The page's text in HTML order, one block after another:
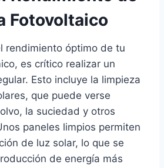
Fotovoltaico
rendimiento óptimo de tu
es crítico realizar un
Esto incluye la limpieza
que puede verse
la suciedad y otros
paneles limpios permiten
de luz solar, lo que se
de energía más